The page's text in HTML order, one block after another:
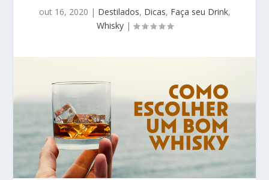
out 16, 2020 | Destilados, Dicas, Faça seu Drink,
Whisky|